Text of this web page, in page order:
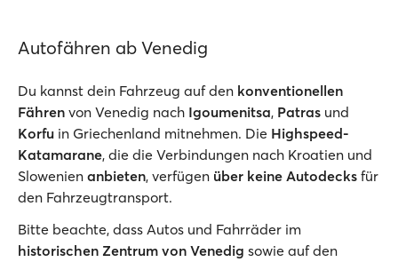
Autofähren ab Venedig
Du kannst dein Fahrzeug auf den konventionellen
Fähren von Venedig nach Igoumenitsa, Patras und
Korfu in Griechenland mitnehmen. Die Highspeed-
Katamarane, die die Verbindungen nach Kroatien und
Slowenien anbieten, verfügen über keine Autodecks für
den Fahrzeugtransport.
Bitte beachte, dass Autos und Fahrräder im
historischen Zentrum von Venedig sowie auf den